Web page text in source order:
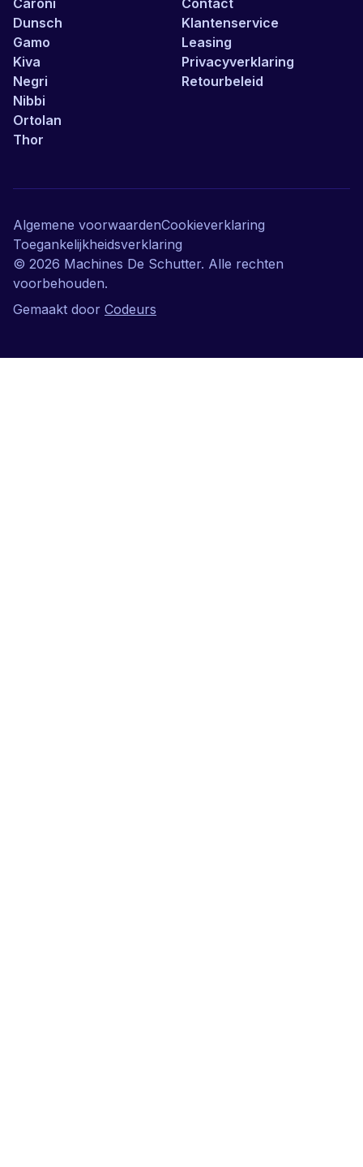
Caroni
Dunsch
Gamo
Kiva
Negri
Nibbi
Ortolan
Thor
Contact
Klantenservice
Leasing
Privacyverklaring
Retourbeleid
© 2026 Machines De Schutter. Alle rechten
voorbehouden.
Gemaakt door Codeurs
Algemene voorwaardenCookieverklaring
Toegankelijkheidsverklaring